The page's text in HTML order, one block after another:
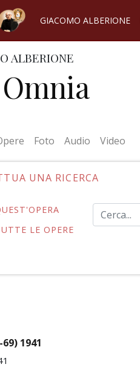
GIACOMO ALBERIONE
ALBERIONE
Foto Audio Video
UNA RICERCA
LE OPERE
1941